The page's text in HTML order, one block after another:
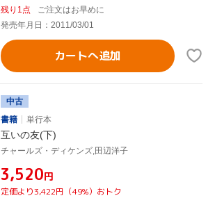
残り1点
ご注文はお早めに
発売年月日：2011/03/01
カートへ追加
中古
書籍
単行本
互いの友(下)
チャールズ・ディケンズ,田辺洋子
¥3,520円
定価より3,422円（49%）おトク